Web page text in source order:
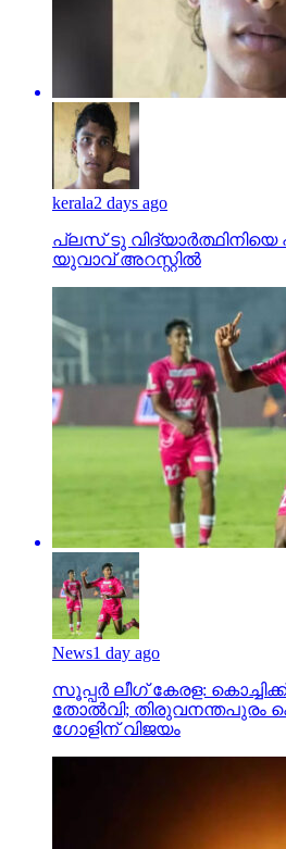
kerala2 days ago
പ്ലസ് ടു വിദ്യാര്‍ത്ഥിനിയെ
യുവാവ് അറസ്റ്റില്‍
News1 day ago
സൂപ്പര്‍ ലീഗ് കേരള:
തോല്‍വി;
ഗോളിന് വിജയം